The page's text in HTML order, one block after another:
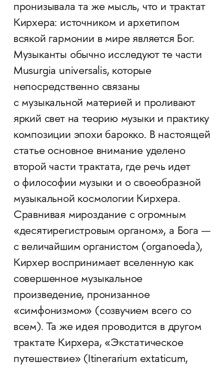
пронизывала та же мысль, что и трактат
Кирхера: источником и архетипом
всякой гармонии в мире является Бог.
Музыканты обычно исследуют те части
Musurgia universalis, которые
непосредственно связаны
с музыкальной материей и проливают
яркий свет на теорию музыки и практику
композиции эпохи барокко. В настоящей
статье основное внимание уделено
второй части трактата, где речь идет
о философии музыки и о своеобразной
музыкальной космологии Кирхера.
Сравнивая мироздание с огромным
«десятирегистровым органом», а Бога —
с величайшим органистом (organoeda),
Кирхер воспринимает вселенную как
совершенное музыкальное
произведение, пронизанное
«симфонизмом» (созвучием всего со
всем). Та же идея проводится в другом
трактате Кирхера, «Экстатическое
путешествие» (Itinerarium extaticum,